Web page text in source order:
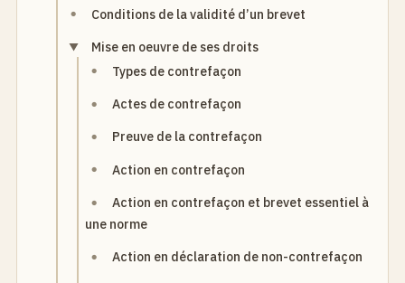
Conditions de la validité d’un brevet
Mise en oeuvre de ses droits
Types de contrefaçon
Actes de contrefaçon
Preuve de la contrefaçon
Action en contrefaçon
Action en contrefaçon et brevet essentiel à
une norme
Action en déclaration de non-contrefaçon